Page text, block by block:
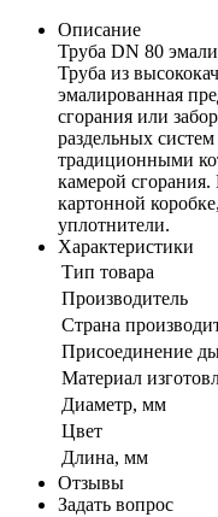
Описание
Труба DN 80
Труба из
эмалированная
сгорания или
раздельных
традиционными
камерой сгорания.
картонной
уплотнители.
Характеристики
Тип товара
Производитель
Страна
Присоединение
Материал
Диаметр, мм
Цвет
Длина, мм
Отзывы
Задать вопрос